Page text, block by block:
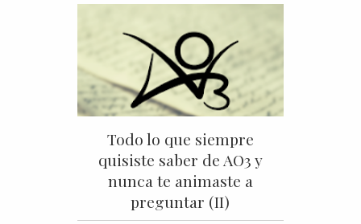
Todo lo que siempre
quisiste saber de AO3 y
nunca te animaste a
preguntar (II)